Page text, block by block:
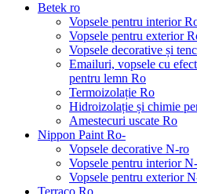
Betek ro
Vopsele pentru interior
Vopsele pentru exterior
Vopsele decorative și
Emailuri, vopsele cu
pentru lemn Ro
Termoizolație Ro
Hidroizolație și chimie
Amestecuri uscate Ro
Nippon Paint Ro-
Vopsele decorative N-ro
Vopsele pentru interior
Vopsele pentru exterior